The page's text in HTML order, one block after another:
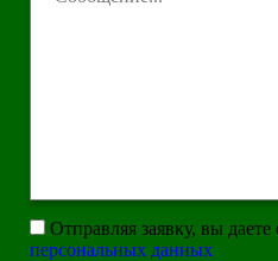
Отправляя заявку, вы даете
персональных данных